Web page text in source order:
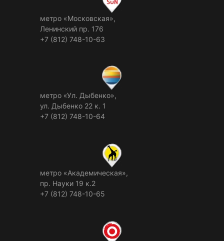
метро «Московская»,
Ленинский пр. 176
+7 (812) 748-10-63
метро «Ул. Дыбенко»,
ул. Дыбенко 22 к. 1
+7 (812) 748-10-64
метро «Академическая»,
пр. Науки 19 к.2
+7 (812) 748-10-65